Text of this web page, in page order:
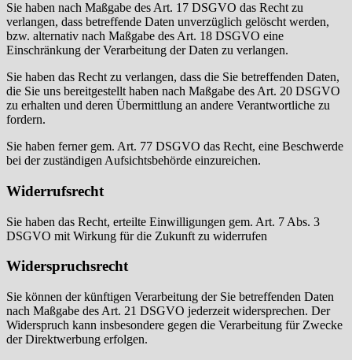
Sie haben nach Maßgabe des Art. 17 DSGVO das Recht zu
verlangen, dass betreffende Daten unverzüglich gelöscht werden,
bzw. alternativ nach Maßgabe des Art. 18 DSGVO eine
Einschränkung der Verarbeitung der Daten zu verlangen.
Sie haben das Recht zu verlangen, dass die Sie betreffenden Daten,
die Sie uns bereitgestellt haben nach Maßgabe des Art. 20 DSGVO
zu erhalten und deren Übermittlung an andere Verantwortliche zu
fordern.
Sie haben ferner gem. Art. 77 DSGVO das Recht, eine Beschwerde
bei der zuständigen Aufsichtsbehörde einzureichen.
Widerrufsrecht
Sie haben das Recht, erteilte Einwilligungen gem. Art. 7 Abs. 3
DSGVO mit Wirkung für die Zukunft zu widerrufen
Widerspruchsrecht
Sie können der künftigen Verarbeitung der Sie betreffenden Daten
nach Maßgabe des Art. 21 DSGVO jederzeit widersprechen. Der
Widerspruch kann insbesondere gegen die Verarbeitung für Zwecke
der Direktwerbung erfolgen.